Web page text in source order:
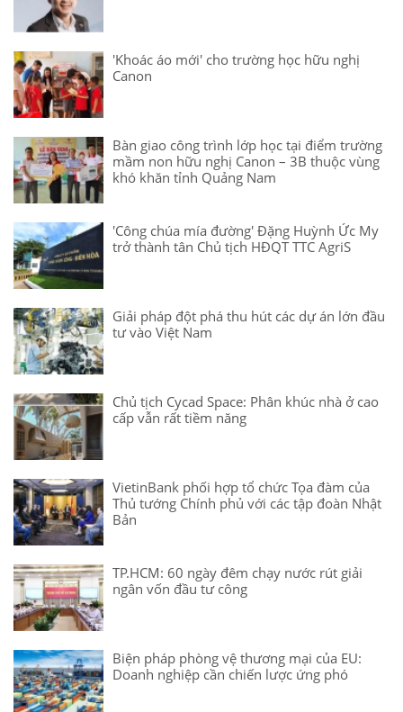
'Khoác áo mới' cho trường học hữu nghị
Canon
Bàn giao công trình lớp học tại điểm trường
mầm non hữu nghị Canon – 3B thuộc vùng
khó khăn tỉnh Quảng Nam
'Công chúa mía đường' Đặng Huỳnh Ức My
trở thành tân Chủ tịch HĐQT TTC AgriS
Giải pháp đột phá thu hút các dự án lớn đầu
tư vào Việt Nam
Chủ tịch Cycad Space: Phân khúc nhà ở cao
cấp vẫn rất tiềm năng
VietinBank phối hợp tổ chức Tọa đàm của
Thủ tướng Chính phủ với các tập đoàn Nhật
Bản
TP.HCM: 60 ngày đêm chạy nước rút giải
ngân vốn đầu tư công
Biện pháp phòng vệ thương mại của EU:
Doanh nghiệp cần chiến lược ứng phó